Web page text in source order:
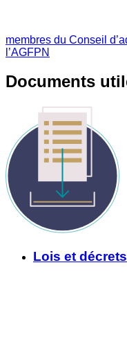
membres du Conseil
l’AGFPN
Documents
Lois et décrets